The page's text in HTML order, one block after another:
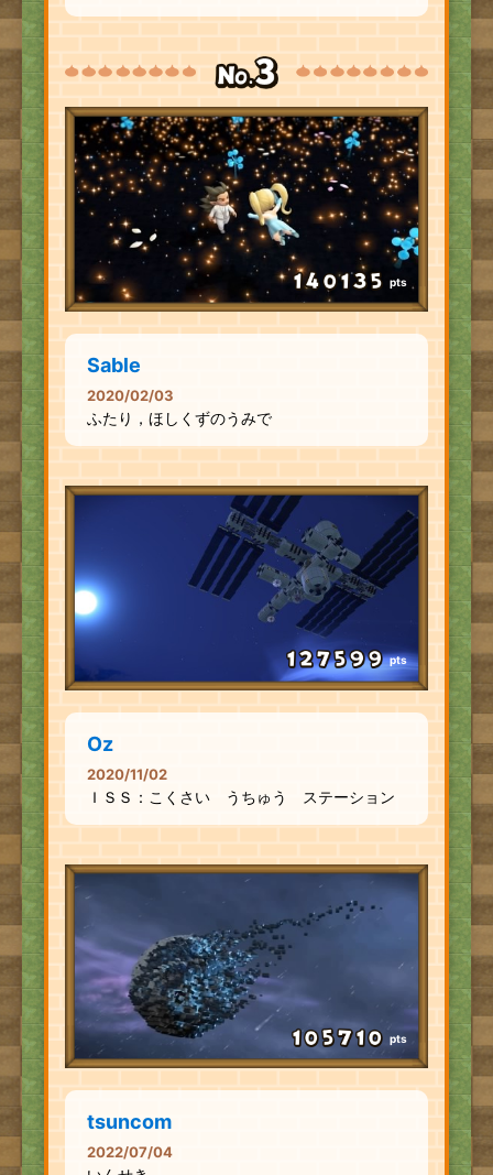
pts
Sable
2020/02/03
ふたり，ほしくずのうみで
pts
Oz
2020/11/02
ＩＳＳ：こくさい うちゅう ステーション
pts
tsuncom
2022/07/04